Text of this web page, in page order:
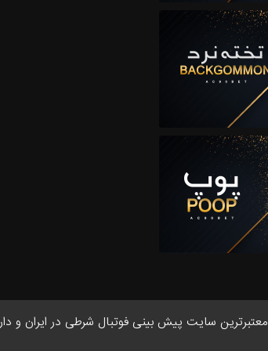
معتبر‌ترین سایت پیش بینی‌ فوتبال شرطی در ایران و